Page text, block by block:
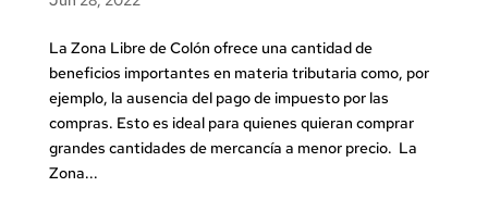
La Zona Libre de Colón ofrece una cantidad de
beneficios importantes en materia tributaria como, por
ejemplo, la ausencia del pago de impuesto por las
compras. Esto es ideal para quienes quieran comprar
grandes cantidades de mercancía a menor precio. La
Zona...